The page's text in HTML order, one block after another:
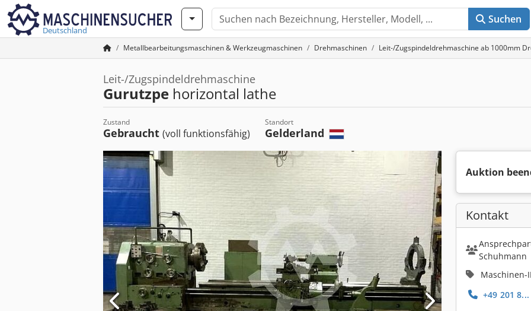
Deutschland
Suchen
Metallbearbeitungsmaschinen & Werkzeugmaschinen Drehmaschinen Leit-/Zugspindeldrehmaschine ab 1000mm
Leit-/Zugspindeldrehmaschine
Gurutzpe horizontal lathe
Zustand
Gebraucht (voll funktionsfähig)
Standort
Gelderland
Auktion
Kontakt
Schuhmann
Maschinen-
+49 201